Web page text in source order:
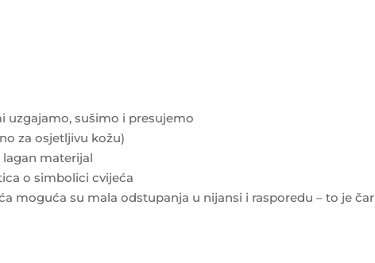
uzgajamo, sušimo i presujemo
za osjetljivu kožu)
lagan materijal
o simbolici cvijeća
moguća su mala odstupanja u nijansi i rasporedu – to je čar